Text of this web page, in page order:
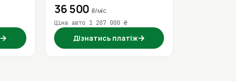
→
36 500 ₴/міс
Ціна авто 1 207 000 ₴
Дізнатись платіж→